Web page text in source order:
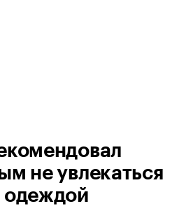
не увлекаться
одеждой